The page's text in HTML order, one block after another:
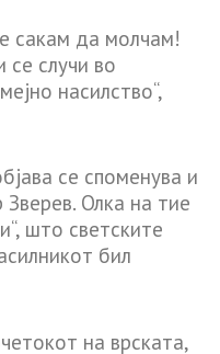
сакам да молчам!
случи во
насилство“,
се споменува и
Олка на тие
што светските
бил
на врската,